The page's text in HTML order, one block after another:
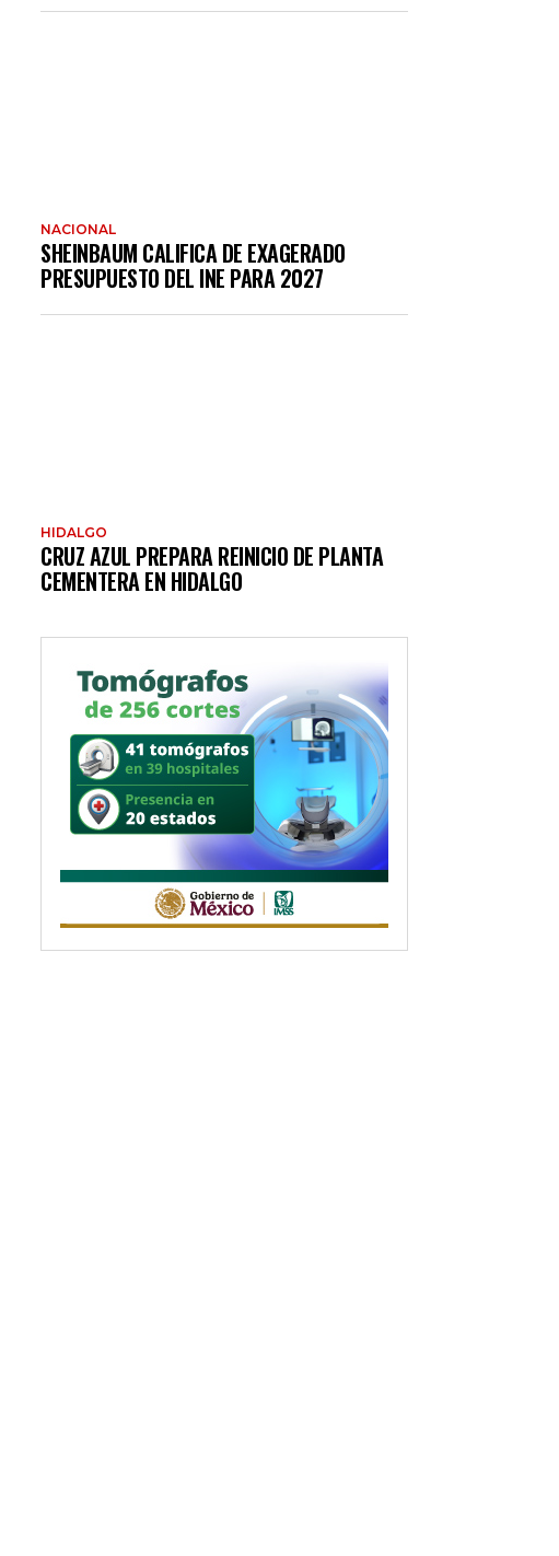
NACIONAL
SHEINBAUM CALIFICA DE EXAGERADO
PRESUPUESTO DEL INE PARA 2027
HIDALGO
CRUZ AZUL PREPARA REINICIO DE PLANTA
CEMENTERA EN HIDALGO